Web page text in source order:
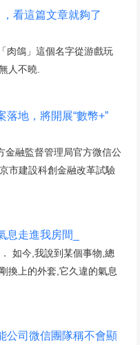
看這篇文章就夠了
肉鴿」這個名字從游戲玩
人不曉.
地，將開展“數幣+”
金融監督管理局官方微信公
市建設科創金融改革試驗
走進我房間_
如今,我說到某個事物,總
換上的外套,它久違的氣息
公司微信團隊稱不會顯